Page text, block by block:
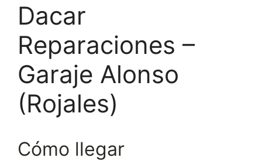
Dacar
Reparaciones –
Garaje Alonso
(Rojales)
Cómo llegar